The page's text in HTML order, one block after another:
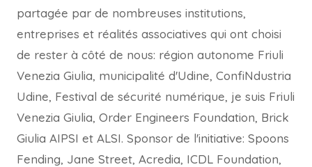
partagée par de nombreuses institutions,
entreprises et réalités associatives qui ont choisi
de rester à côté de nous: région autonome Friuli
Venezia Giulia, municipalité d'Udine, ConfiNdustria
Udine, Festival de sécurité numérique, je suis Friuli
Venezia Giulia, Order Engineers Foundation, Brick
Giulia AIPSI et ALSI. Sponsor de l'initiative: Spoons
Fending, Jane Street, Acredia, ICDL Foundation,